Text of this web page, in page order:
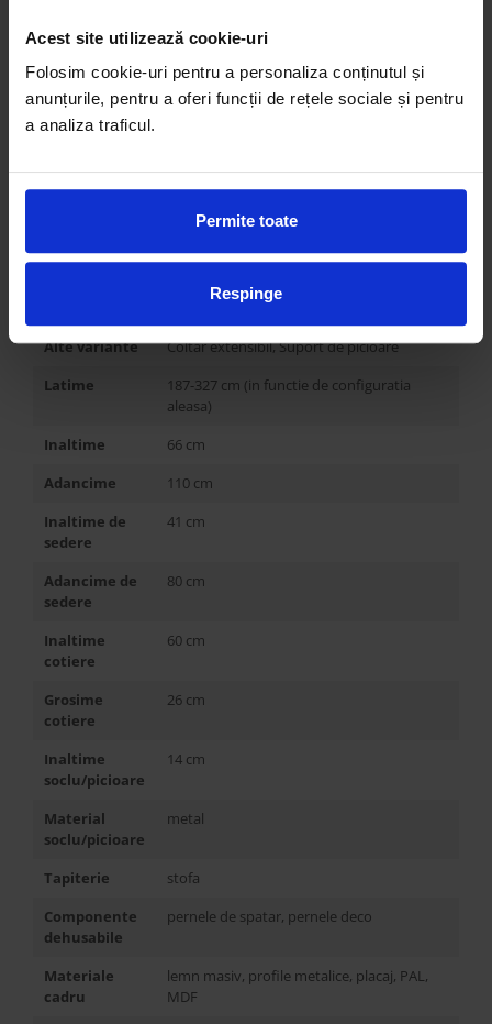
Acest site utilizează cookie-uri
Folosim cookie-uri pentru a personaliza conținutul și
anunțurile, pentru a oferi funcții de rețele sociale și pentru
a analiza traficul.
Permite toate
Respinge
Modular
DA
Extensibil
Dimensiune
dormit
Dimensiune
-
Alte variante
Coltar extensibil, Suport de picioare
Latime
187-327 cm (in functie de configuratia
aleasa)
Inaltime
66 cm
Adancime
110 cm
Inaltime de
sedere
41 cm
Adancime de
sedere
80 cm
Inaltime
cotiere
60 cm
Grosime
cotiere
26 cm
Inaltime
soclu/picioare
14 cm
Material
soclu/picioare
metal
Tapiterie
stofa
Componente
dehusabile
pernele de spatar, pernele deco
Materiale
cadru
lemn masiv, profile metalice, placaj, PAL,
MDF